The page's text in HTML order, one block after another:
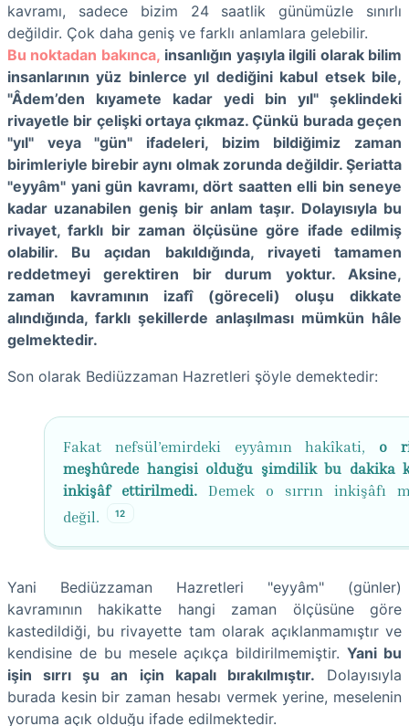
kavramı, sadece bizim 24 saatlik günümüzle sınırlı
değildir. Çok daha geniş ve farklı anlamlara gelebilir.
Bu noktadan bakınca, insanlığın yaşıyla ilgili olarak bilim
insanlarının yüz binlerce yıl dediğini kabul etsek bile,
"Âdem’den kıyamete kadar yedi bin yıl" şeklindeki
rivayetle bir çelişki ortaya çıkmaz. Çünkü burada geçen
"yıl" veya "gün" ifadeleri, bizim bildiğimiz zaman
birimleriyle birebir aynı olmak zorunda değildir. Şeriatta
"eyyâm" yani gün kavramı, dört saatten elli bin seneye
kadar uzanabilen geniş bir anlam taşır. Dolayısıyla bu
rivayet, farklı bir zaman ölçüsüne göre ifade edilmiş
olabilir. Bu açıdan bakıldığında, rivayeti tamamen
reddetmeyi gerektiren bir durum yoktur. Aksine,
zaman kavramının izafî (göreceli) oluşu dikkate
alındığında, farklı şekillerde anlaşılması mümkün hâle
gelmektedir.
Son olarak Bediüzzaman Hazretleri şöyle demektedir:
Fakat nefsül’emirdeki eyyâmın hakîkati, o
meşhûrede hangisi olduğu şimdilik bu dakika
inkişâf ettirilmedi. Demek o sırrın inkişâfı
değil.
12
Yani Bediüzzaman Hazretleri "eyyâm" (günler)
kavramının hakikatte hangi zaman ölçüsüne göre
kastedildiği, bu rivayette tam olarak açıklanmamıştır ve
kendisine de bu mesele açıkça bildirilmemiştir.Yani bu
işin sırrı şu an için kapalı bırakılmıştır. Dolayısıyla
burada kesin bir zaman hesabı vermek yerine, meselenin
yoruma açık olduğu ifade edilmektedir.